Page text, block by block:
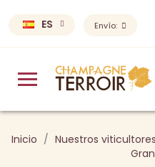
ES Envío:
Inicio Nuestros viticultores